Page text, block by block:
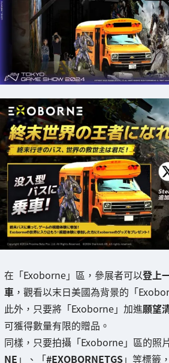
在「Exoborne」區，參展者可以登上
車 ，觀看以末日美國為背景的「
此外，只要將「Exoborne」加進願望
可獲得數量有限的贈品。
同樣，只要拍攝「Exoborne」區的照
NE 」、「#EXOBORNETGS」等標籤